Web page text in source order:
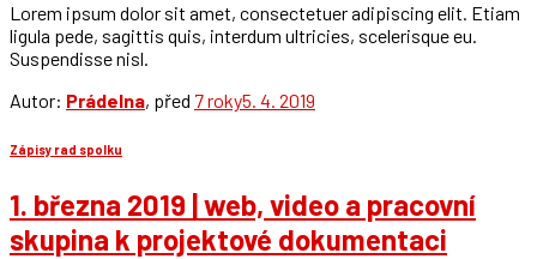
Lorem ipsum dolor sit amet, consectetuer adipiscing elit. Etiam
ligula pede, sagittis quis, interdum ultricies, scelerisque eu.
Suspendisse nisl.
Autor: Prádelna, před 7 roky5. 4. 2019
Zápisy rad spolku
1. března 2019 | web, video a pracovní
skupina k projektové dokumentaci